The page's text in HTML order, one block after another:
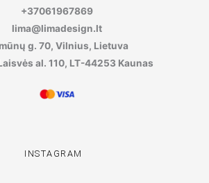
+37061967869
lima@limadesign.lt
g. 70, Vilnius, Lietuva
al. 110, LT-44253 Kaunas
INSTAGRAM